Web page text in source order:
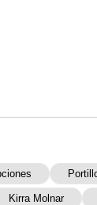
Kirra Molnar